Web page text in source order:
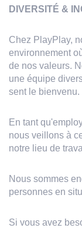
DIVERSITÉ &
Chez PlayPlay,
environnement
de nos valeurs.
une équipe
sent le bienvenu.
En tant
nous veillons à
notre lieu de
Nous sommes
personnes en
Si vous avez